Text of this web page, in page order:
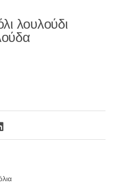
λουλούδι